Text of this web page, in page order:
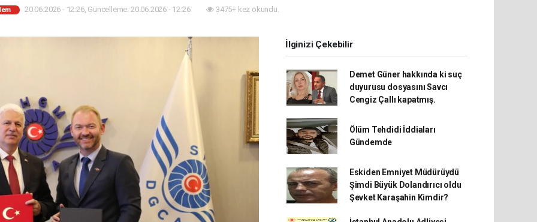
20.06.2026 - 12:26, Güncelleme: 20.06.2026 - 12:26 3475+ kez okundu.
İlginizi Çekebilir
Demet Güner hakkında ki suç
duyurusu dosyasını Savcı
Cengiz Çallı kapatmış.
Ölüm Tehdidi İddiaları
Gündemde
Eskiden Emniyet Müdürüydü
Şimdi Büyük Dolandırıcı oldu
Şevket Karaşahin Kimdir?